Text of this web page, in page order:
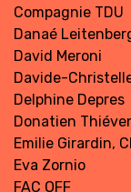
Compagnie TDU
Danaé
David Meroni
Davide-
Delphine Depres
Donatien
Emilie Girardin,
Eva Zornio
FAC OFF